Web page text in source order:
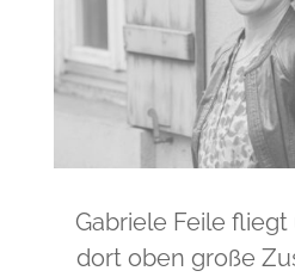
Gabriele Feile
dort oben große